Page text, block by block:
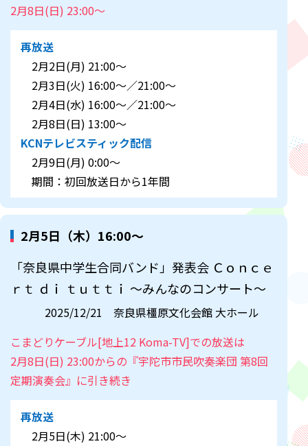
2月8日(日) 23:00～
再放送
2月2日(月) 21:00～
2月3日(火) 16:00～／21:00～
2月4日(水) 16:00～／21:00～
2月8日(日) 13:00～
KCNテレビスティック配信
2月9日(月) 0:00～
期間：初回放送日から1年間
2月5日（木）16:00～
「奈良県中学生合同バンド」発表会 Ｃｏｎｃｅ
ｒｔ ｄｉ ｔｕｔｔｉ ～みんなのコンサート～
2025/12/21 奈良県橿原文化会館 大ホール
こまどりケーブル[地上12 Koma-TV]での放送は
2月8日(日) 23:00からの『宇陀市市民吹奏楽団 第8回
定期演奏会』に引き続き
再放送
2月5日(木) 21:00～